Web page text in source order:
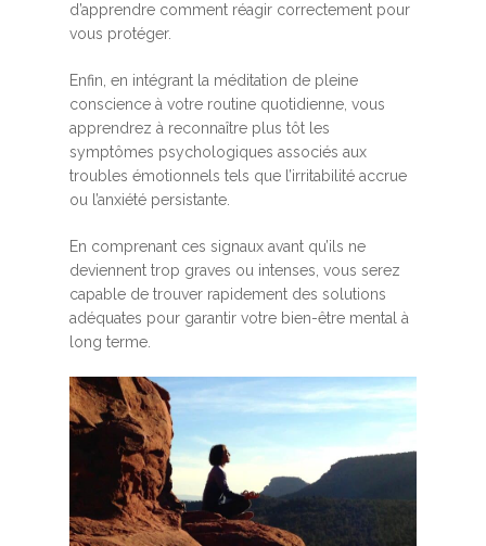
d’apprendre comment réagir correctement pour
vous protéger.
Enfin, en intégrant la méditation de pleine
conscience à votre routine quotidienne, vous
apprendrez à reconnaître plus tôt les
symptômes psychologiques associés aux
troubles émotionnels tels que l’irritabilité accrue
ou l’anxiété persistante.
En comprenant ces signaux avant qu’ils ne
deviennent trop graves ou intenses, vous serez
capable de trouver rapidement des solutions
adéquates pour garantir votre bien-être mental à
long terme.